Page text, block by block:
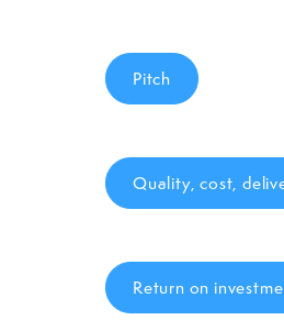
Pitch
Quality, cost,
Return on